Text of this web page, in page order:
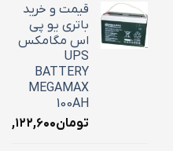
قیمت و خرید
باتری یو پی
اس مگامکس
UPS
BATTERY
MEGAMAX
100AH
تومان